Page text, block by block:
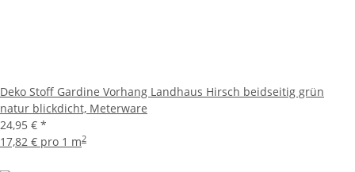
Deko Stoff Gardine Vorhang Landhaus Hirsch beidseitig grün
natur blickdicht, Meterware
24,95 € *
17,82 € pro 1 m2